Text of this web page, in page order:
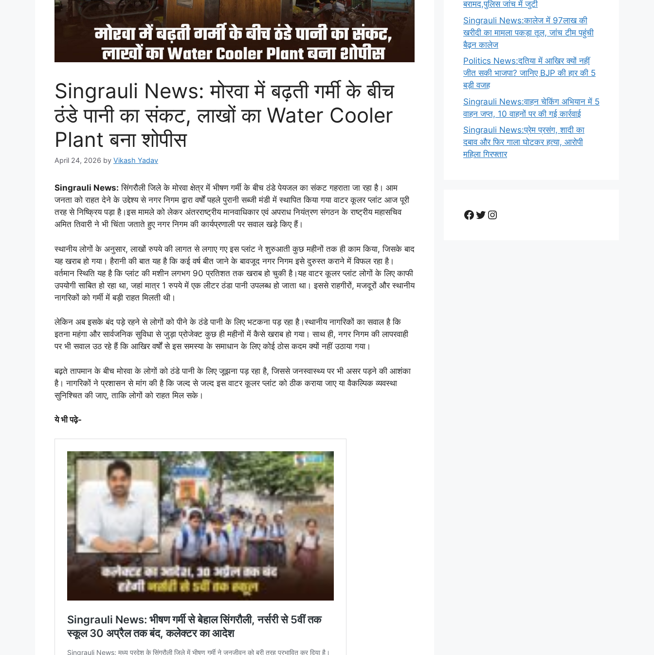
Singrauli News: मोरवा में बढ़ती गर्मी के बीच
ठंडे पानी का संकट, लाखों का Water Cooler
Plant बना शोपीस
April 24, 2026 by Vikash Yadav
Singrauli News: सिंगरौली जिले के मोरवा क्षेत्र में भीषण गर्मी के बीच ठंडे पेयजल का संकट गहराता जा रहा है। आम
जनता को राहत देने के उद्देश्य से नगर निगम द्वारा वर्षों पहले पुरानी सब्जी मंडी में स्थापित किया गया वाटर कूलर प्लांट आज पूरी
तरह से निष्क्रिय पड़ा है।इस मामले को लेकर अंतरराष्ट्रीय मानवाधिकार एवं अपराध नियंत्रण संगठन के राष्ट्रीय महासचिव
अमित तिवारी ने भी चिंता जताते हुए नगर निगम की कार्यप्रणाली पर सवाल खड़े किए हैं।
स्थानीय लोगों के अनुसार, लाखों रुपये की लागत से लगाए गए इस प्लांट ने शुरुआती कुछ महीनों तक ही काम किया, जिसके बाद
यह खराब हो गया। हैरानी की बात यह है कि कई वर्ष बीत जाने के बावजूद नगर निगम इसे दुरुस्त कराने में विफल रहा है।
वर्तमान स्थिति यह है कि प्लांट की मशीन लगभग 90 प्रतिशत तक खराब हो चुकी है।यह वाटर कूलर प्लांट लोगों के लिए काफी
उपयोगी साबित हो रहा था, जहां मात्र 1 रुपये में एक लीटर ठंडा पानी उपलब्ध हो जाता था। इससे राहगीरों, मजदूरों और स्थानीय
नागरिकों को गर्मी में बड़ी राहत मिलती थी।
लेकिन अब इसके बंद पड़े रहने से लोगों को पीने के ठंडे पानी के लिए भटकना पड़ रहा है।स्थानीय नागरिकों का सवाल है कि
इतना महंगा और सार्वजनिक सुविधा से जुड़ा प्रोजेक्ट कुछ ही महीनों में कैसे खराब हो गया। साथ ही, नगर निगम की लापरवाही
पर भी सवाल उठ रहे हैं कि आखिर वर्षों से इस समस्या के समाधान के लिए कोई ठोस कदम क्यों नहीं उठाया गया।
बढ़ते तापमान के बीच मोरवा के लोगों को ठंडे पानी के लिए जूझना पड़ रहा है, जिससे जनस्वास्थ्य पर भी असर पड़ने की आशंका
है। नागरिकों ने प्रशासन से मांग की है कि जल्द से जल्द इस वाटर कूलर प्लांट को ठीक कराया जाए या वैकल्पिक व्यवस्था
सुनिश्चित की जाए, ताकि लोगों को राहत मिल सके।
ये भी पढ़े-
बरामद,पुलिस जांच में जुटी
Singrauli News:कालेज में 97लाख की
खरीदी का मामला पकड़ा तूल, जांच टीम पहुंची
बैढ़न कालेज
Politics News:दतिया में आखिर क्यों नहीं
जीत सकी भाजपा? जानिए BJP की हार की 5
बड़ी वजह
Singrauli News:वाहन चेकिंग अभियान में 5
वाहन जप्त, 10 वाहनों पर की गई कार्रवाई
Singrauli News:प्रेम प्रसंग, शादी का
दबाव और फिर गाला घोटकर हत्या, आरोपी
महिला गिरफ्तार
Facebook
Twitter
Instagram